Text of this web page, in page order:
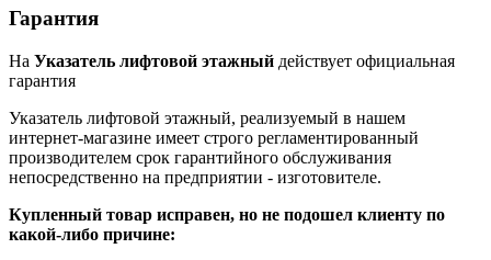
Гарантия
На Указатель лифтовой этажный действует официальная
гарантия
Указатель лифтовой этажный, реализуемый в нашем
интернет-магазине имеет строго регламентированный
производителем срок гарантийного обслуживания
непосредственно на предприятии - изготовителе.
Купленный товар исправен, но не подошел клиенту по
какой-либо причине: